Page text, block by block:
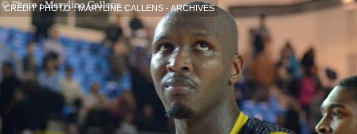
CRÉDIT PHOTO : MARYLINE CALLENS - ARCHIVES